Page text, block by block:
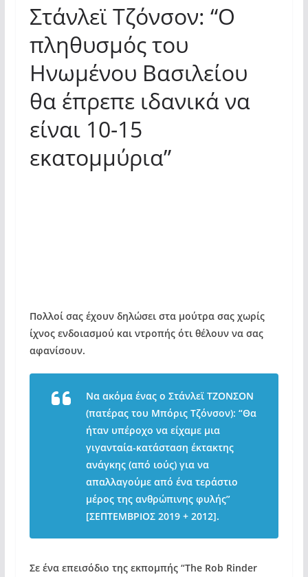
Στάνλεϊ Τζόνσον: “Ο
πληθυσμός του
Ηνωμένου Βασιλείου
θα έπρεπε ιδανικά να
είναι 10-15
εκατομμύρια”
Πολλοί σας έχουν δηλώσει στα μούτρα σας χωρίς
ίχνος ενδοιασμού και ντροπής ότι θέλουν να σας
αφανίσουν.
Να ακόμα ένας ο Στάνλεϊ ΤΖΟΝΣΟΝ
(πατέρας του Μπόρις Τζόνσον): “Θα
ήταν υπέροχο να είχαμε μια
γιγανταία-κατάσταση έκτακτης
ανάγκης (από ιούς) για να
απαλλαγούμε από ένα τεράστιο
μέρος της ανθρώπινης φυλής”
[ΣΕΠΤΕΜΒΡΙΟΣ 2019 + 2012].
Σε ένα επεισόδιο της εκπομπής “The Rob Rinder